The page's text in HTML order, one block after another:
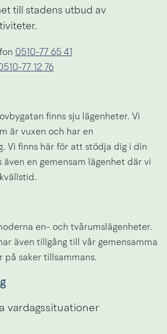
till stadens utbud av
0510-77 65 41
77 12 76
finns sju lägenheter. Vi
är vuxen och har en
Vi finns här för att stödja dig i din
även en gemensam lägenhet där vi
en- och tvårumslägenheter.
även tillgång till vår gemensamma
på saker tillsammans.
vardagssituationer